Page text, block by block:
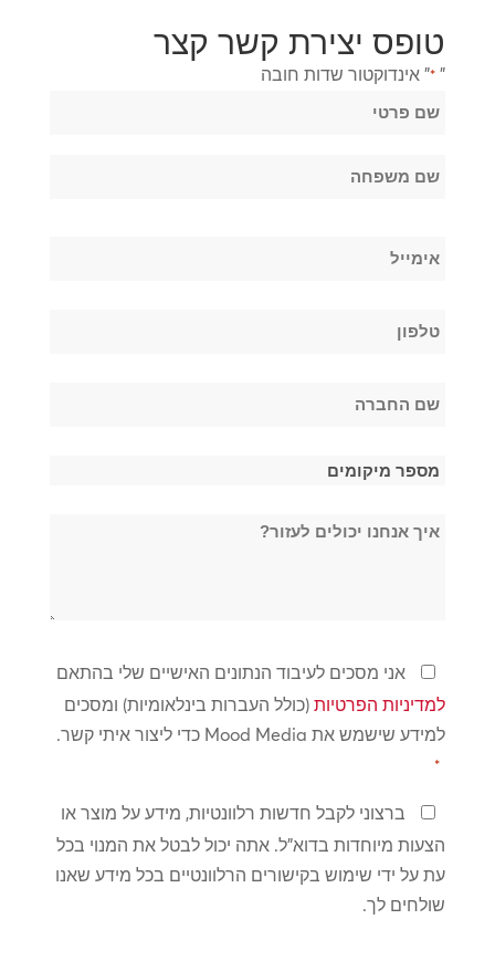
טופס יצירת קשר קצר
"
*" אינדוקטור שדות חובה
שֵׁם
משפחה
אימייל
טלפון
שם
מספר
*
איך
מדיניות
פרטיות
*
אני מסכים לעיבוד הנתונים האישיים שלי בהתאם
למדיניות הפרטיות(כולל העברות בינלאומיות) ומסכים
למידע שישמש את Mood Media כדי ליצור איתי קשר.
*
שמור
על
קשר
ברצוני לקבל חדשות רלוונטיות, מידע על מוצר או
הצעות מיוחדות בדוא"ל. אתה יכול לבטל את המנוי בכל
עת על ידי שימוש בקישורים הרלוונטיים בכל מידע שאנו
שולחים לך.